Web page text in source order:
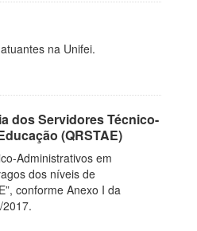
na Unifei.
dos Servidores Técnico-
(QRSTAE)
Administrativos em
dos níveis de
conforme Anexo I da
2017.